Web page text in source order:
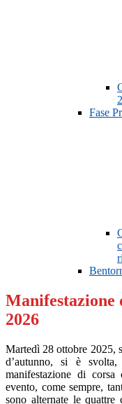
Fase
Manifestazione
2026
Martedì 28 ottobre 2025,
d’autunno, si è
manifestazione di
evento, come sempre,
sono alternate le